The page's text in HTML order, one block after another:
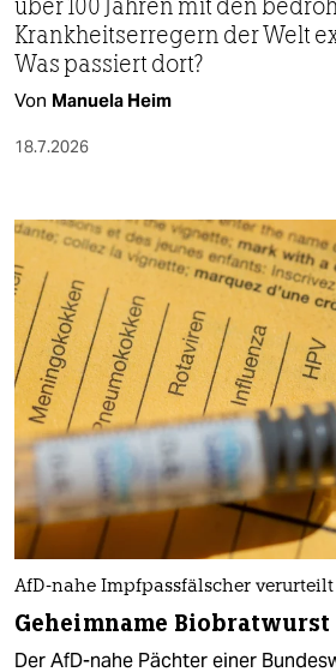
über 100 Jahren mit den
Krankheitserregern der Welt
Was passiert dort?
Von Manuela Heim
18.7.2026
AfD-nahe Impfpassfälscher verurteilt
Geheimname Biobratwurst
Der AfD-nahe Pächter einer